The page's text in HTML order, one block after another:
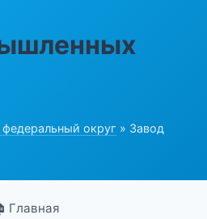
округ » Завод
Главная